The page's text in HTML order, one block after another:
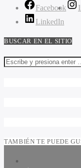
Facebook
LinkedIn
BUSCAR EN EL SITIO
TAMBIÉN TE PUEDE